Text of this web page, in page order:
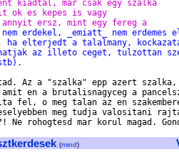
kiadtal, mar csak egy szalka
ok es kepes is vagy
annyit ersz, mint egy fereg a
erdekel, _emiatt_ nem erdemes
ha elterjedt a talalmany,
az illeto ceget, tulzottan
Az a "szalka" epp azert szalka,
en a brutalisnagyceg a
fel, o meg talan az en
meg tudja valositani
rohogtesd mar korul magad.
(mind)